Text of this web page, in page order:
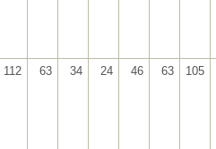
112 63 34 24 46 63 105